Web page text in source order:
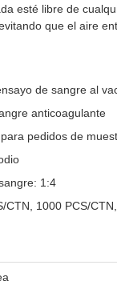
esté libre de
que el aire
de sangre al
anticoagulante
pedidos de
1:4
1000 PCS/